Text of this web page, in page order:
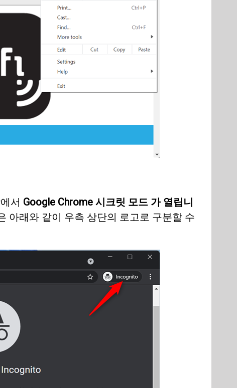
서 Google Chrome 시크릿 모드 가 열립니
아래와 같이 우측 상단의 로고로 구분할 수